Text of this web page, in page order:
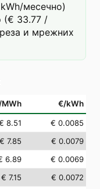
месечно)
(€ 33.77 /
и мрежних
€/kWh
8.51
€ 0.0085
€ 7.85
€ 0.0079
6.89
€ 0.0069
€ 7.15
€ 0.0072